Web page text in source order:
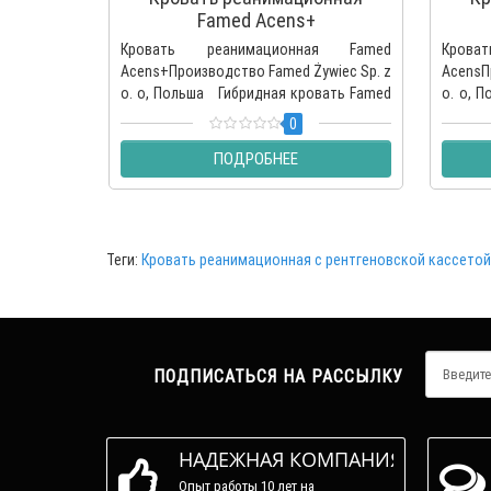
Famed Acens+
Кровать реанимационная Famed
Acens+Производство Famed Żywiec Sp. z
o. o, Польша Гибридная кровать Famed​
Acens+ с боковым..
0
ПОДРОБНЕЕ
o. o,
Теги: Кровать реанимационная с рентгеновской кассетой
ПОДПИСАТЬСЯ НА РАССЫЛКУ
НАДЕЖНАЯ КОМПАНИЯ
Опыт работы 10 лет на